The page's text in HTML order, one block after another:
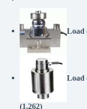
(1,262)